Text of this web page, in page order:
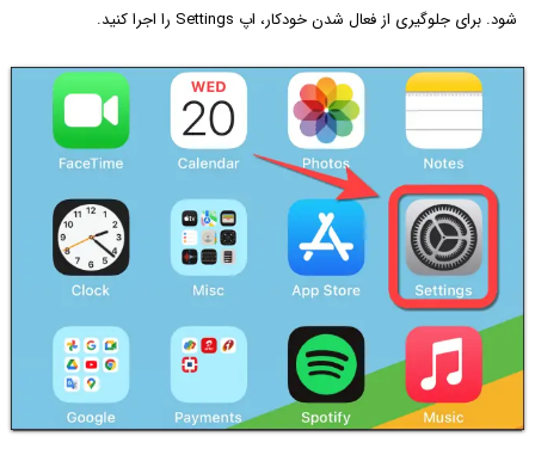
شود. برای جلوگیری از فعال شدن خودکار، اپ Settings را اجرا کنید.